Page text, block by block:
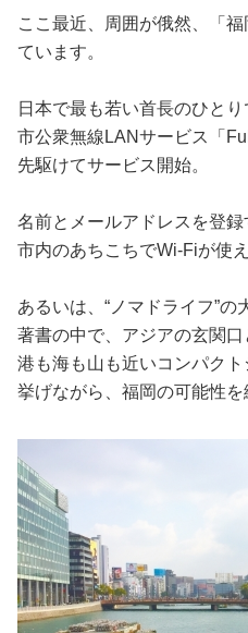
ここ最近、周囲が俄然、「
ています。
日本で最も若い首長のひと
市公衆無線LANサービス「
先駆けてサービス開始。
名前とメールアドレスを登録
市内のあちこちでWi-Fiが使
あるいは、“ノマドライフ”の
著書の中で、アジアの玄関
港も海も山も近いコンパク
挙げながら、福岡の可能性を